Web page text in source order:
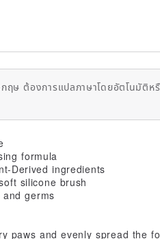
ฤษ ต้องการแปลภาษาโดยอัตโนมัติห
formula
Derived ingredients
silicone brush
germs
paws and evenly spread the